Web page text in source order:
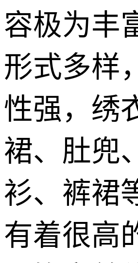
容极为丰
形式多样
性强，绣
裙、肚兜
衫、裤裙
有着很高